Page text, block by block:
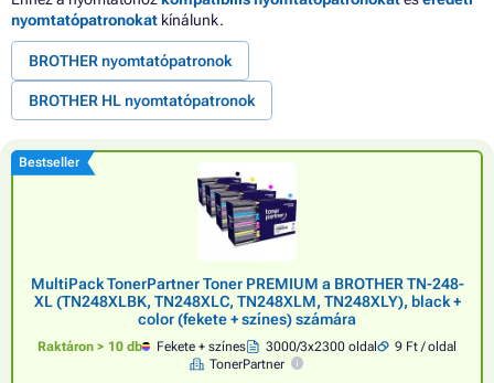
nyomtatópatronokat kínálunk.
BROTHER nyomtatópatronok
BROTHER HL nyomtatópatronok
Bestseller
MultiPack TonerPartner Toner PREMIUM a BROTHER TN-248-
XL (TN248XLBK, TN248XLC, TN248XLM, TN248XLY), black +
color (fekete + színes) számára
Raktáron > 10 db Fekete + színes 3000/3x2300 oldal
9 Ft / oldal
TonerPartner